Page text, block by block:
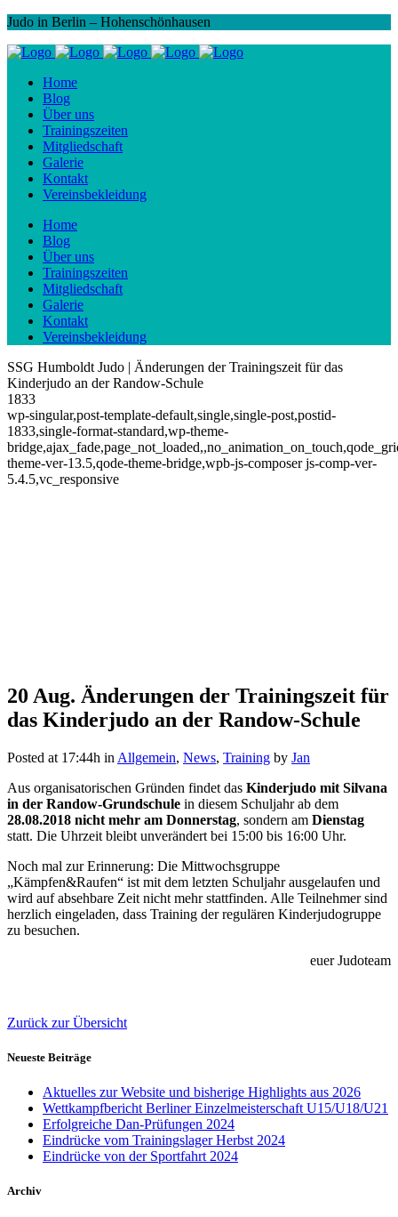
Judo in Berlin – Hohenschönhausen
Home
Blog
Über uns
Trainingszeiten
Mitgliedschaft
Galerie
Kontakt
Vereinsbekleidung
Home
Blog
Über uns
Trainingszeiten
Mitgliedschaft
Galerie
Kontakt
Vereinsbekleidung
SSG Humboldt Judo | Änderungen der Trainingszeit für das
Kinderjudo an der Randow-Schule
1833
wp-singular,post-template-default,single,single-post,postid-
1833,single-format-standard,wp-theme-
theme-ver-13.5,qode-theme-bridge,wpb-js-composer js-comp-ver-
5.4.5,vc_responsive
Änderungen der Trainingszeit
für das Kinderjudo an der
Randow-Schule
20 Aug. Änderungen der Trainingszeit für
das Kinderjudo an der Randow-Schule
Posted at 17:44h in Allgemein, News, Training by Jan
Aus organisatorischen Gründen findet das Kinderjudo mit Silvana
in der Randow-Grundschule in diesem Schuljahr ab dem
28.08.2018 nicht mehr am Donnerstag, sondern am Dienstag
statt. Die Uhrzeit bleibt unverändert bei 15:00 bis 16:00 Uhr.
Noch mal zur Erinnerung: Die Mittwochsgruppe
„Kämpfen&Raufen“ ist mit dem letzten Schuljahr ausgelaufen und
wird auf absehbare Zeit nicht mehr stattfinden. Alle Teilnehmer sind
herzlich eingeladen, dass Training der regulären Kinderjudogruppe
zu besuchen.
euer Judoteam
Zurück zur Übersicht
Neueste Beiträge
Aktuelles zur Website und bisherige Highlights aus 2026
Wettkampfbericht Berliner Einzelmeisterschaft U15/U18/U21
Erfolgreiche Dan-Prüfungen 2024
Eindrücke vom Trainingslager Herbst 2024
Eindrücke von der Sportfahrt 2024
Archiv